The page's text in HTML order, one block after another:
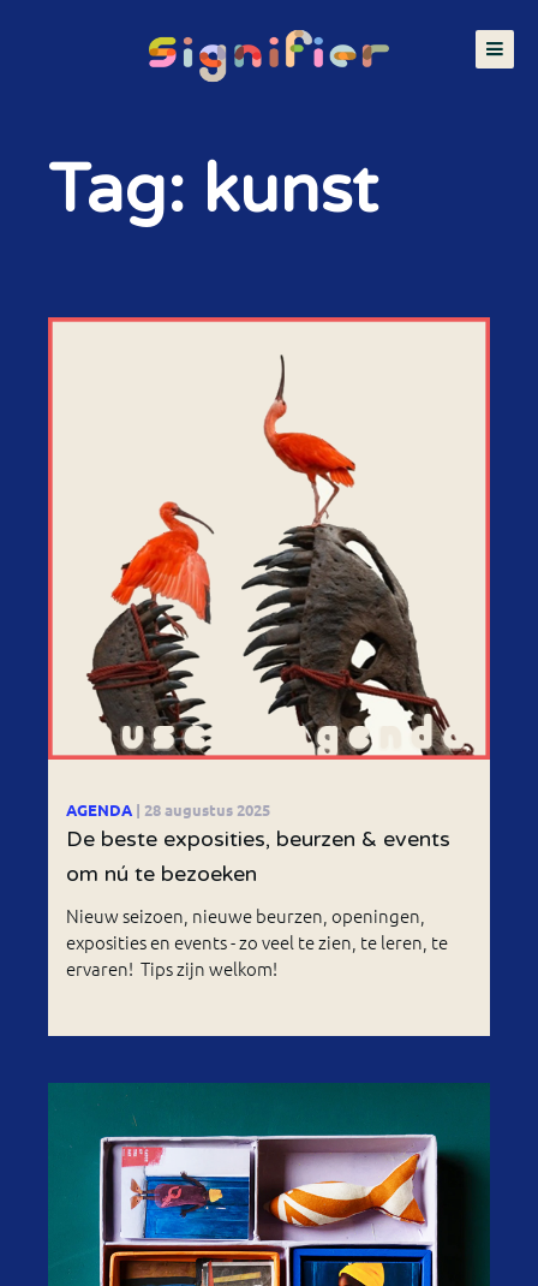
Tag: kunst
AGENDA | 28 augustus 2025
De beste exposities, beurzen & events
om nú te bezoeken
Nieuw seizoen, nieuwe beurzen, openingen,
exposities en events - zo veel te zien, te leren, te
ervaren! Tips zijn welkom!